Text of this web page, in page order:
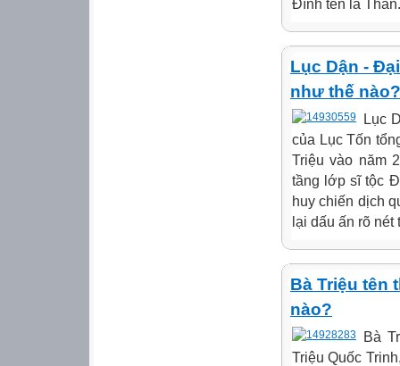
Đình tên là
Lục Dận -
như thế nào?
Lục
của Lục Tốn
Triệu vào năm
tầng lớp sĩ tộc
huy chiến dịch
lại dấu ấn rõ
Bà Triệu tên
nào?
Bà
Triệu Quốc